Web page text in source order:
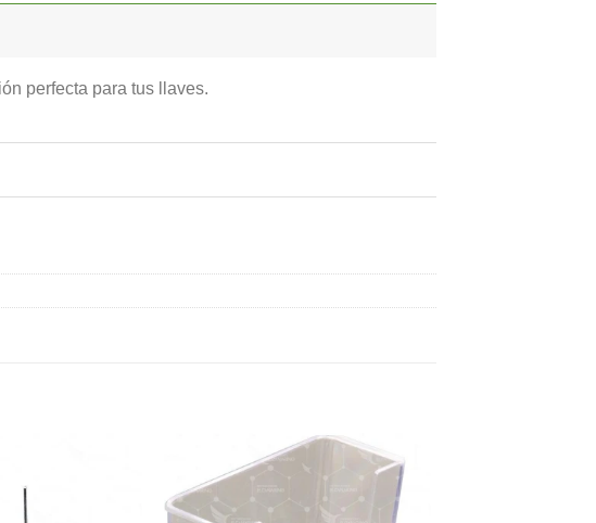
perfecta para tus llaves.